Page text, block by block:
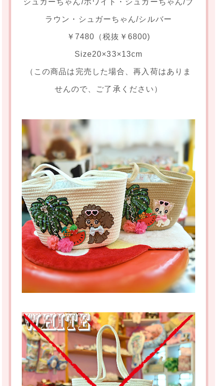
シュガーちゃん/ホワイト・シュガーちゃん/ブ
ラウン・シュガーちゃん/シルバー
￥7480（税抜￥6800)
Size20×33×13cm
（この商品は完売した場合、再入荷はありま
せんので、ご了承ください）